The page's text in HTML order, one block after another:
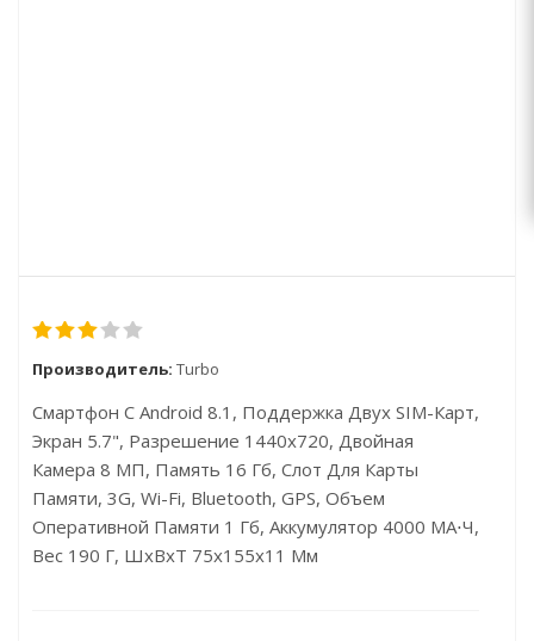
Производитель: Turbo
Смартфон С Android 8.1, Поддержка Двух SIM-Карт,
Экран 5.7", Разрешение 1440x720, Двойная
Камера 8 МП, Память 16 Гб, Слот Для Карты
Памяти, 3G, Wi-Fi, Bluetooth, GPS, Объем
Оперативной Памяти 1 Гб, Аккумулятор 4000 МА⋅ч,
Вес 190 Г, ШxВxТ 75x155x11 Мм